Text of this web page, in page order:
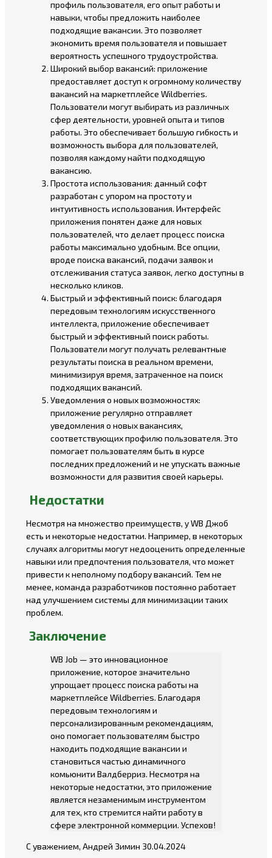
профиль пользователя, его опыт работы и
навыки, чтобы предложить наиболее
подходящие вакансии. Это позволяет
экономить время пользователя и повышает
вероятность успешного трудоустройства.
Широкий выбор вакансий: приложение
предоставляет доступ к огромному количеству
вакансий на маркетплейсе Wildberries.
Пользователи могут выбирать из различных
сфер деятельности, уровней опыта и типов
работы. Это обеспечивает большую гибкость и
возможность выбора для пользователей,
позволяя каждому найти подходящую
вакансию.
Простота использования: данный софт
разработан с упором на простоту и
интуитивность использования. Интерфейс
приложения понятен даже для новых
пользователей, что делает процесс поиска
работы максимально удобным. Все опции,
вроде поиска вакансий, подачи заявок и
отслеживания статуса заявок, легко доступны в
несколько кликов.
Быстрый и эффективный поиск: благодаря
передовым технологиям искусственного
интеллекта, приложение обеспечивает
быстрый и эффективный поиск работы.
Пользователи могут получать релевантные
результаты поиска в реальном времени,
минимизируя время, затраченное на поиск
подходящих вакансий.
Уведомления о новых возможностях:
приложение регулярно отправляет
уведомления о новых вакансиях,
соответствующих профилю пользователя. Это
помогает пользователям быть в курсе
последних предложений и не упускать важные
возможности для развития своей карьеры.
Недостатки
Несмотря на множество преимуществ, у WB Джоб
есть и некоторые недостатки. Например, в некоторых
случаях алгоритмы могут недооценить определенные
навыки или предпочтения пользователя, что может
привести к неполному подбору вакансий. Тем не
менее, команда разработчиков постоянно работает
над улучшением системы для минимизации таких
проблем.
Заключение
WB Job — это инновационное
приложение, которое значительно
упрощает процесс поиска работы на
маркетплейсе Wildberries. Благодаря
передовым технологиям и
персонализированным рекомендациям,
оно помогает пользователям быстро
находить подходящие вакансии и
становиться частью динамичного
комьюнити Валдберриз. Несмотря на
некоторые недостатки, это приложение
является незаменимым инструментом
для тех, кто стремится найти работу в
сфере электронной коммерции. Успехов!
С уважением, Андрей Зимин 30.04.2024